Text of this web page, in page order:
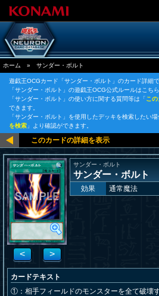
ホーム » サンダー・ボルト
遊戯王OCGカード「サンダー・ボルト」のカード詳細で
「サンダー・ボルト」の遊戯王OCG公式ルールはこち
「サンダー・ボルト」の使い方に関する質問等は「こ
できます。
「サンダー・ボルト」を使用したデッキを検索したい場
を検索 」より確認ができます。
< >
サンダー・ボルト
サンダー・ボルト
効果 通常魔法
カードテキスト
①：相手フィールドのモンスターを全て破壊す